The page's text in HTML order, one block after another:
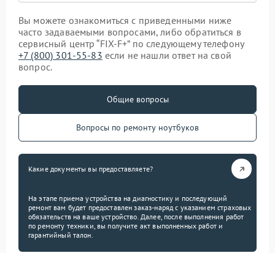
Вы можете ознакомиться с приведенными ниже
часто задаваемыми вопросами, либо обратиться в
сервисный центр “FIX-F+” по следующему телефону
+7 (800) 301-55-83 если не нашли ответ на свой
вопрос.
Общие вопросы
Вопросы по ремонту ноутбуков
Какие документы вы предоставляете?
На этапе приема устройства на диагностику и последующий
ремонт вам будет предоставлен заказ-наряд с указанием страховых
обязательств на ваше устройство. Далее, после выполнения работ
по ремонту техники, вы получите акт выполненных работ и
гарантийный талон.